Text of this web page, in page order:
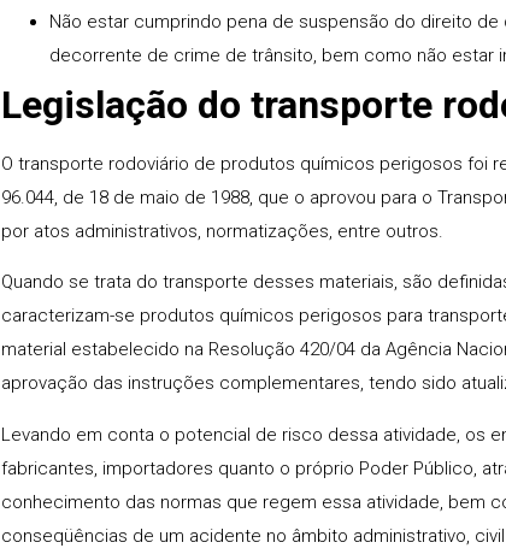
Não estar cumprindo pena de suspensão do direito de
decorrente de crime de trânsito, bem como não estar
Legislação do transporte
O transporte rodoviário de produtos químicos perigosos foi
96.044, de 18 de maio de 1988, que o aprovou para o
por atos administrativos, normatizações, entre outros.
Quando se trata do transporte desses materiais, são
caracterizam-se produtos químicos perigosos para
material estabelecido na Resolução 420/04 da Agência
aprovação das instruções complementares, tendo sido
Levando em conta o potencial de risco dessa atividade, os
fabricantes, importadores quanto o próprio Poder Público,
conhecimento das normas que regem essa atividade, bem
conseqüências de um acidente no âmbito administrativo,